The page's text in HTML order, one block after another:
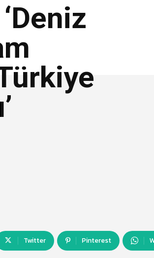
Twitter Pinterest